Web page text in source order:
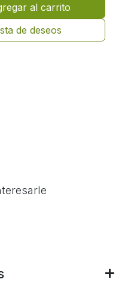
al carrito
de deseos